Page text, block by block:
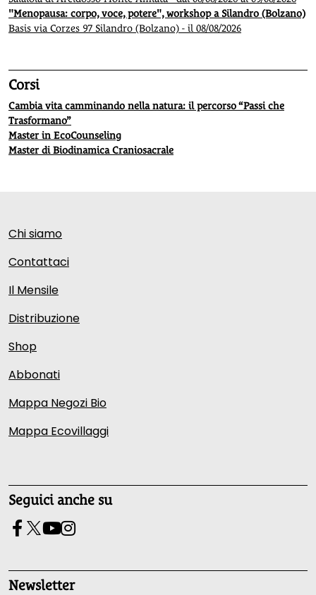
"Menopausa: corpo, voce, potere", workshop a Silandro (Bolzano)
Basis via Corzes 97 Silandro (Bolzano) - il 08/08/2026
Corsi
Cambia vita camminando nella natura: il percorso “Passi che
Trasformano”
Master in EcoCounseling
Master di Biodinamica Craniosacrale
Chi siamo
Contattaci
Il Mensile
Distribuzione
Shop
Abbonati
Mappa Negozi Bio
Mappa Ecovillaggi
Seguici anche su
Newsletter